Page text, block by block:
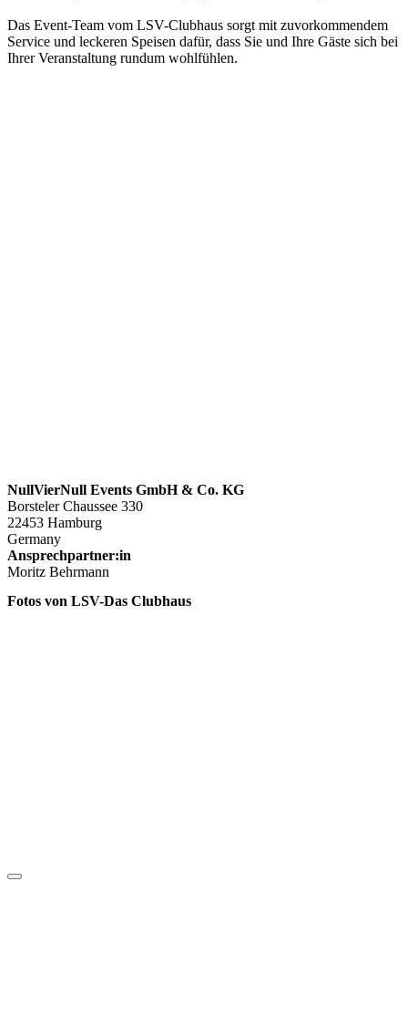
Das Event-Team vom LSV-Clubhaus sorgt mit zuvorkommendem
Service und leckeren Speisen dafür, dass Sie und Ihre Gäste sich bei
Ihrer Veranstaltung rundum wohlfühlen.
NullVierNull Events GmbH & Co. KG
Borsteler Chaussee 330
22453 Hamburg
Germany
Ansprechpartner:in
Moritz Behrmann
Fotos von LSV-Das Clubhaus